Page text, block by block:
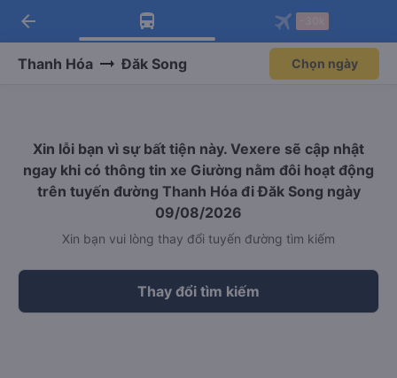
Tải app Vexere ngay!
Nhận ưu đãi thành viên độc
Mở app
Tải app Vexere
-30k/ghế khi đặt vé máy bay qua
Mở app
arrow_back
Thanh Hóa Đăk Song Chọn ngày
Xin lỗi bạn vì sự bất tiện này. Vexere sẽ cập nhật
ngay khi có thông tin xe Giường nằm đôi hoạt động
trên tuyến đường Thanh Hóa đi Đăk Song ngày
09/08/2026
Xin bạn vui lòng thay đổi tuyến đường tìm kiếm
Thay đổi tìm kiếm